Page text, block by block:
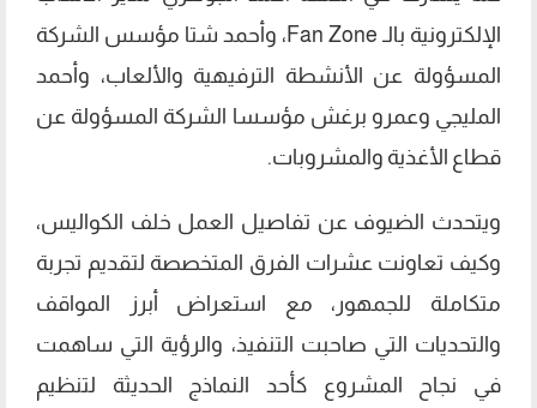
الإلكترونية بالـ Fan Zone، وأحمد شتا مؤسس الشركة
المسؤولة عن الأنشطة الترفيهية والألعاب، وأحمد
المليجي وعمرو برغش مؤسسا الشركة المسؤولة عن
قطاع الأغذية والمشروبات.
ويتحدث الضيوف عن تفاصيل العمل خلف الكواليس،
وكيف تعاونت عشرات الفرق المتخصصة لتقديم تجربة
متكاملة للجمهور، مع استعراض أبرز المواقف
والتحديات التي صاحبت التنفيذ، والرؤية التي ساهمت
في نجاح المشروع كأحد النماذج الحديثة لتنظيم